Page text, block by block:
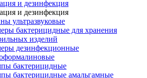
и дезинфекция
и дезинфекция
ультразвуковые
бактерицидные для хранения
изделий
дезинфекционные
бактерицидные
бактерицидные амальгамные